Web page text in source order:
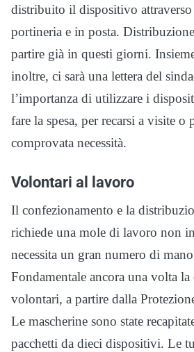
distribuito il dispositivo attraverso
portineria e in posta.
partire già in questi giorni.
inoltre, ci sarà una lettera del
l’importanza di utilizzare i
fare la spesa, per recarsi a visite o
comprovata necessità.
Volontari al lavoro
Il confezionamento e la
richiede una mole di lavoro non
necessita un gran numero di
Fondamentale ancora una volta
volontari, a partire dalla
Le mascherine sono state
pacchetti da dieci dispositivi. Le